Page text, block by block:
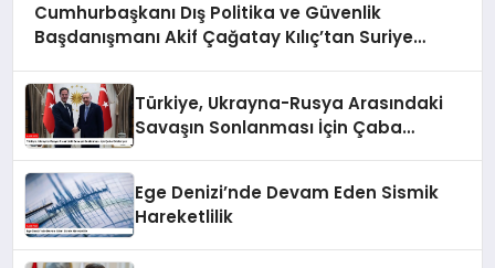
Cumhurbaşkanı Dış Politika ve Güvenlik
Başdanışmanı Akif Çağatay Kılıç’tan Suriye
Türkiye, Ukrayna-Rusya Arasındaki
Savaşın Sonlanması İçin Çaba
Ege Denizi’nde Devam Eden Sismik
Hareketlilik